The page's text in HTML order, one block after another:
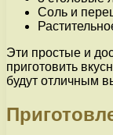
Соль и
Эти простые и
приготовить
будут отличным